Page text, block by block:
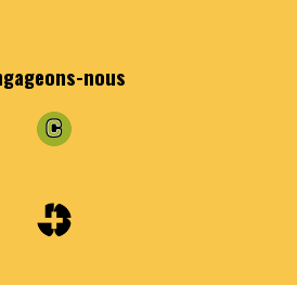
-nous